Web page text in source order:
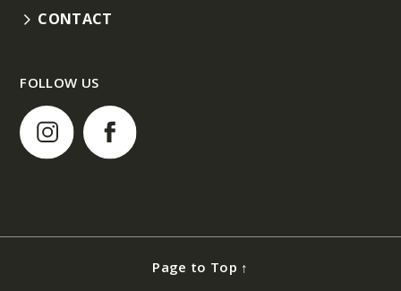
CONTACT
FOLLOW US
Page to Top ↑